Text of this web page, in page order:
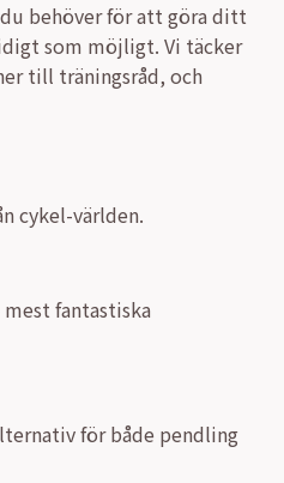
behöver för att göra ditt
som möjligt. Vi täcker
till träningsråd, och
cykel-världen.
mest fantastiska
för både pendling